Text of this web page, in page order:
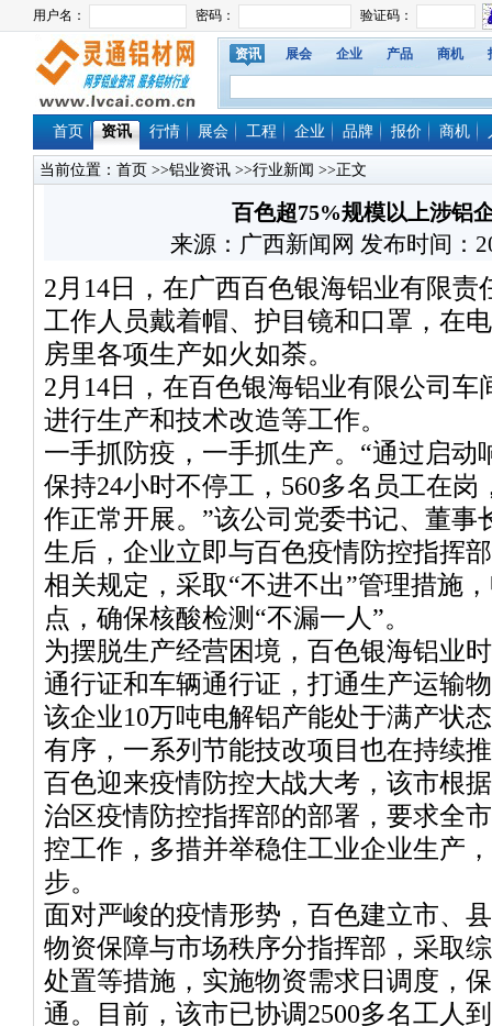
资讯 展会 企业 产品 商机
首页 资讯 行情 展会 工程 企业 品牌 报价 商机
当前位置： 首页 >>铝业资讯 >>行业新闻 >>正文
百色超75%规模以上涉铝
来源：广西新闻网 发布时间：
2月14日，在广西百色银海铝业有限
工作人员戴着帽、护目镜和口罩，在
房里各项生产如火如荼。
2月14日，在百色银海铝业有限公司
进行生产和技术改造等工作。
一手抓防疫，一手抓生产。“通过启动
保持24小时不停工，560多名员工在
作正常开展。”该公司党委书记、董事
生后，企业立即与百色疫情防控指挥
相关规定，采取“不进不出”管理措施
点，确保核酸检测“不漏一人”。
为摆脱生产经营困境，百色银海铝业
通行证和车辆通行证，打通生产运输
该企业10万吨电解铝产能处于满产状
有序，一系列节能技改项目也在持续
百色迎来疫情防控大战大考，该市根
治区疫情防控指挥部的部署，要求全
控工作，多措并举稳住工业企业生产
步。
面对严峻的疫情形势，百色建立市、
物资保障与市场秩序分指挥部，采取
处置等措施，实施物资需求日调度，
通。目前，该市已协调2500多名工人